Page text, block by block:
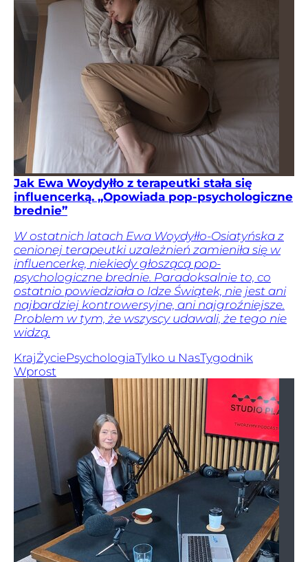
Jak Ewa Woydyłło z terapeutki stała się
influencerką. „Opowiada pop-psychologiczne
brednie”
W ostatnich latach Ewa Woydyłło-Osiatyńska z
cenionej terapeutki uzależnień zamieniła się w
influencerkę, niekiedy głoszącą pop-
psychologiczne brednie. Paradoksalnie to, co
ostatnio powiedziała o Idze Świątek, nie jest ani
najbardziej kontrowersyjne, ani najgroźniejsze.
Problem w tym, że wszyscy udawali, że tego nie
widzą.
KrajŻyciePsychologiaTylko u NasTygodnik
Wprost